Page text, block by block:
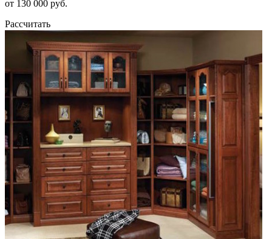
от 130 000 руб.
Рассчитать